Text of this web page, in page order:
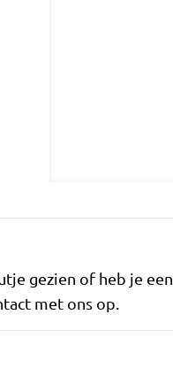
gezien of heb je
met ons op.